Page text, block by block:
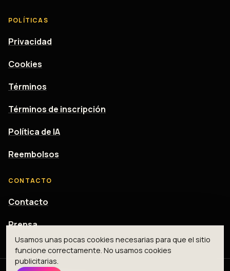
POLÍTICAS
Privacidad
Cookies
Términos
Términos de inscripción
Política de IA
Reembolsos
CONTACTO
Contacto
Prensa
Usamos unas pocas cookies necesarias para que el sitio
funcione correctamente. No usamos cookies
publicitarias.